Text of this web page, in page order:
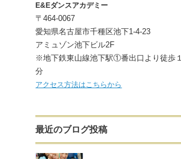
E&Eダンスアカデミー
〒464-0067
愛知県名古屋市千種区池下1-4-23
アミュゾン池下ビル2F
※地下鉄東山線池下駅①番出口より徒歩１
分
アクセス方法はこちらから
最近のブログ投稿